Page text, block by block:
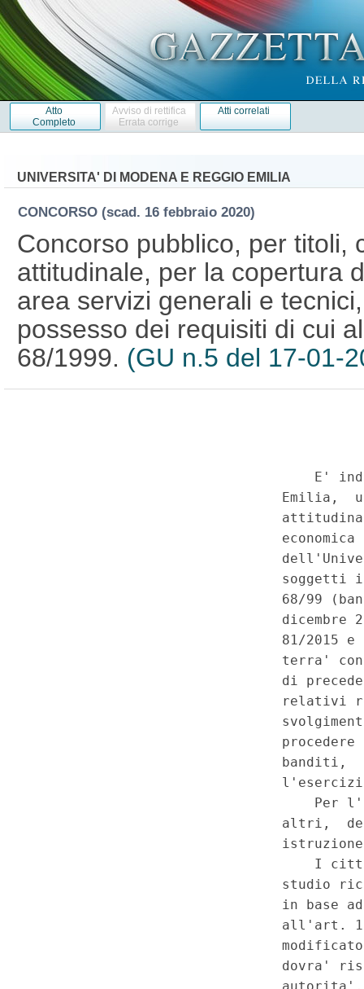
Atto
Completo
Avviso di rettifica
Errata corrige
Atti correlati
UNIVERSITA' DI MODENA E REGGIO EMILIA
CONCORSO (scad. 16 febbraio 2020)
Concorso pubblico, per titoli,
attitudinale, per la copertura
area servizi generali e
possesso dei requisiti di cui
68/1999. (GU n.5 del 17-01-